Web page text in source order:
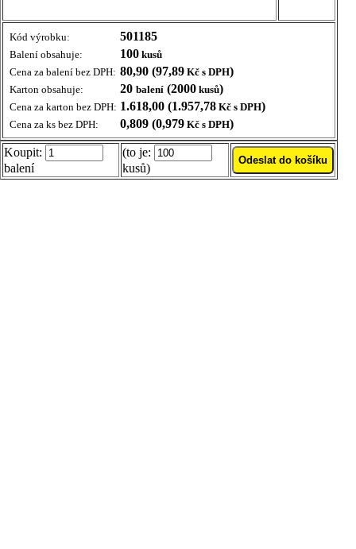
Kód výrobku: 501185
Balení obsahuje: 100 kusů
Cena za balení bez DPH: 80,90 (97,89 Kč s DPH)
Karton obsahuje: 20 balení (2000 kusů)
Cena za karton bez DPH: 1.618,00 (1.957,78 Kč s DPH)
Cena za ks bez DPH: 0,809 (0,979 Kč s DPH)
Koupit:
balení
(to je:
kusů)